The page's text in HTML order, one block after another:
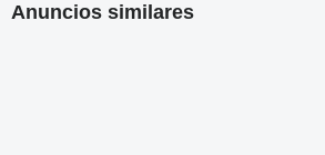
Anuncios similares